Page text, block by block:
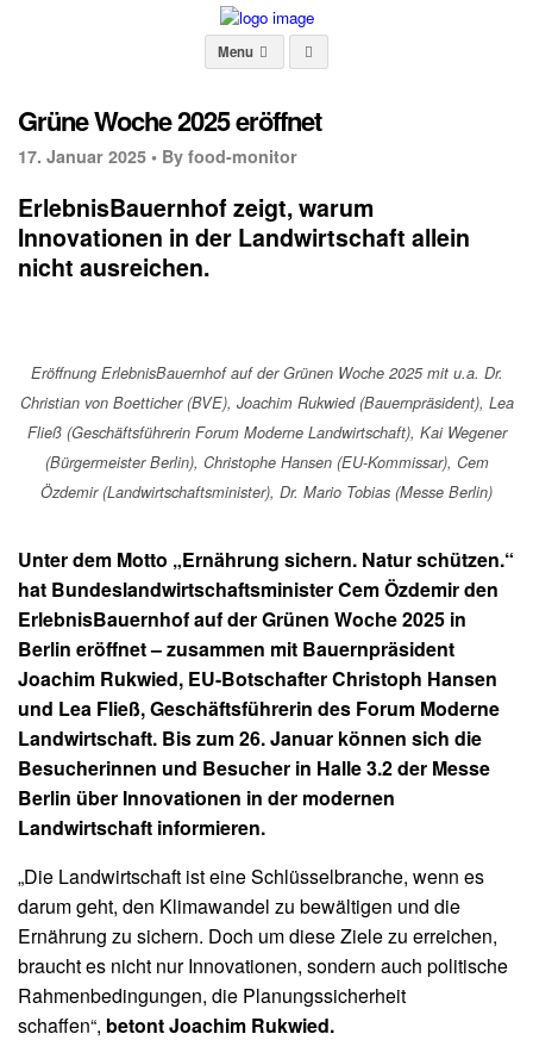
Menu
Grüne Woche 2025 eröffnet
17. Januar 2025 • By food-monitor
ErlebnisBauernhof zeigt, warum
Innovationen in der Landwirtschaft allein
nicht ausreichen.
Eröffnung ErlebnisBauernhof auf der Grünen Woche 2025 mit u.a. Dr.
Christian von Boetticher (BVE), Joachim Rukwied (Bauernpräsident), Lea
Fließ (Geschäftsführerin Forum Moderne Landwirtschaft), Kai Wegener
(Bürgermeister Berlin), Christophe Hansen (EU-Kommissar), Cem
Özdemir (Landwirtschaftsminister), Dr. Mario Tobias (Messe Berlin)
Unter dem Motto „Ernährung sichern. Natur schützen.“
hat Bundeslandwirtschaftsminister Cem Özdemir den
ErlebnisBauernhof auf der Grünen Woche 2025 in
Berlin eröffnet – zusammen mit Bauernpräsident
Joachim Rukwied, EU-Botschafter Christoph Hansen
und Lea Fließ, Geschäftsführerin des Forum Moderne
Landwirtschaft. Bis zum 26. Januar können sich die
Besucherinnen und Besucher in Halle 3.2 der Messe
Berlin über Innovationen in der modernen
Landwirtschaft informieren.
„Die Landwirtschaft ist eine Schlüsselbranche, wenn es
darum geht, den Klimawandel zu bewältigen und die
Ernährung zu sichern. Doch um diese Ziele zu erreichen,
braucht es nicht nur Innovationen, sondern auch politische
Rahmenbedingungen, die Planungssicherheit
schaffen“, betont Joachim Rukwied.